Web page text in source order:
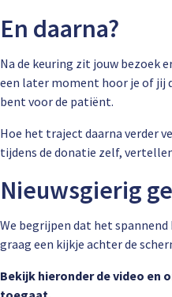
En daarna?
Na de keuring zit jouw bezoek
een later moment hoor je of jij
bent voor de patiënt.
Hoe het traject daarna verder
tijdens de donatie zelf,
Nieuwsgierig
We begrijpen dat het spannend
graag een kijkje achter de
Bekijk hieronder de video en